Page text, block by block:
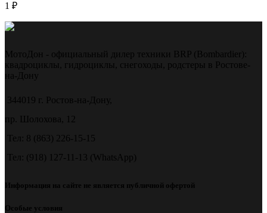
1 ₽
МотоДон - официальный дилер техники BRP (Bombardier):
квадроциклы, гидроциклы, снегоходы, родстеры в Ростове-
на-Дону
344019 г. Ростов-на-Дону,
пр. Шолохова, 12
Тел: 8 (863) 226-15-15
Тел: (918) 127-11-13 (WhatsApp)
Информация на сайте не является публичной офертой
Особые условия